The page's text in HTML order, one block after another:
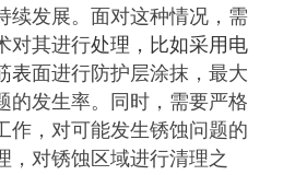
续发展。面对这种情况，需
对其进行处理，比如采用电
表面进行防护层涂抹，最大
的发生率。同时，需要严格
作，对可能发生锈蚀问题的
，对锈蚀区域进行清理之